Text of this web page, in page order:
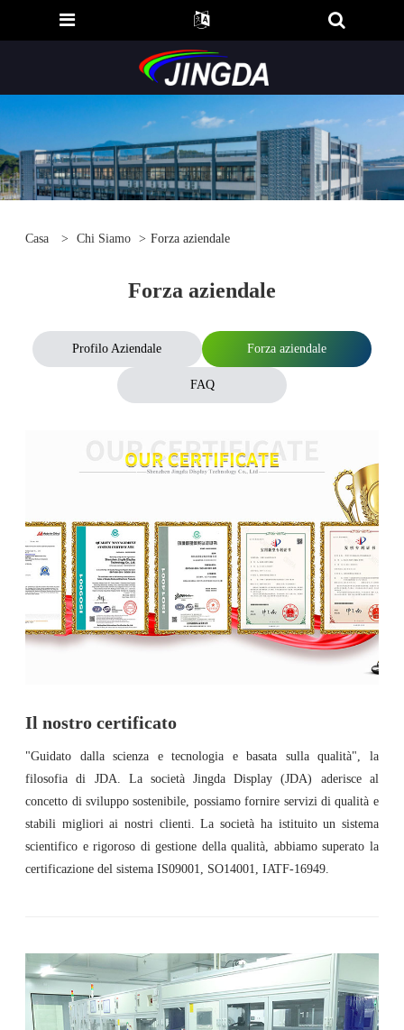
Casa > Chi Siamo > Forza aziendale
Forza aziendale
Profilo Aziendale Forza aziendale
FAQ
Il nostro certificato
"Guidato dalla scienza e tecnologia e basata sulla qualità", la
filosofia di JDA. La società Jingda Display (JDA) aderisce al
concetto di sviluppo sostenibile, possiamo fornire servizi di qualità e
stabili migliori ai nostri clienti. La società ha istituito un sistema
scientifico e rigoroso di gestione della qualità, abbiamo superato la
certificazione del sistema IS09001, SO14001, IATF-16949.